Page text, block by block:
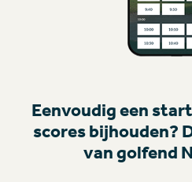
Eenvoudig een
scores bijhouden?
van golfend